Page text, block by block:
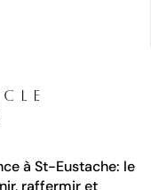
à St-Eustache: le
raffermir et